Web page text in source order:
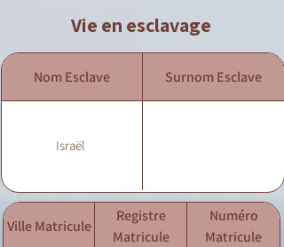
Vie en esclavage
Nom Esclave Surnom Esclave
Israël
Ville Matricule
Registre
Matricule
Numéro
Matricule